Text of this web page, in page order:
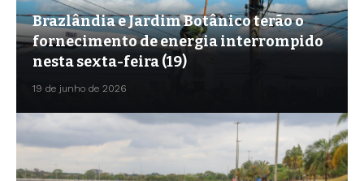
Brazlândia e Jardim Botânico terão o
fornecimento de energia interrompido
nesta sexta-feira (19)
19 de junho de 2026